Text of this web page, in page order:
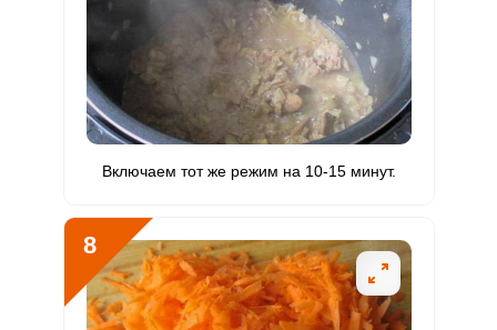
Включаем тот же режим на 10-15 минут.
8